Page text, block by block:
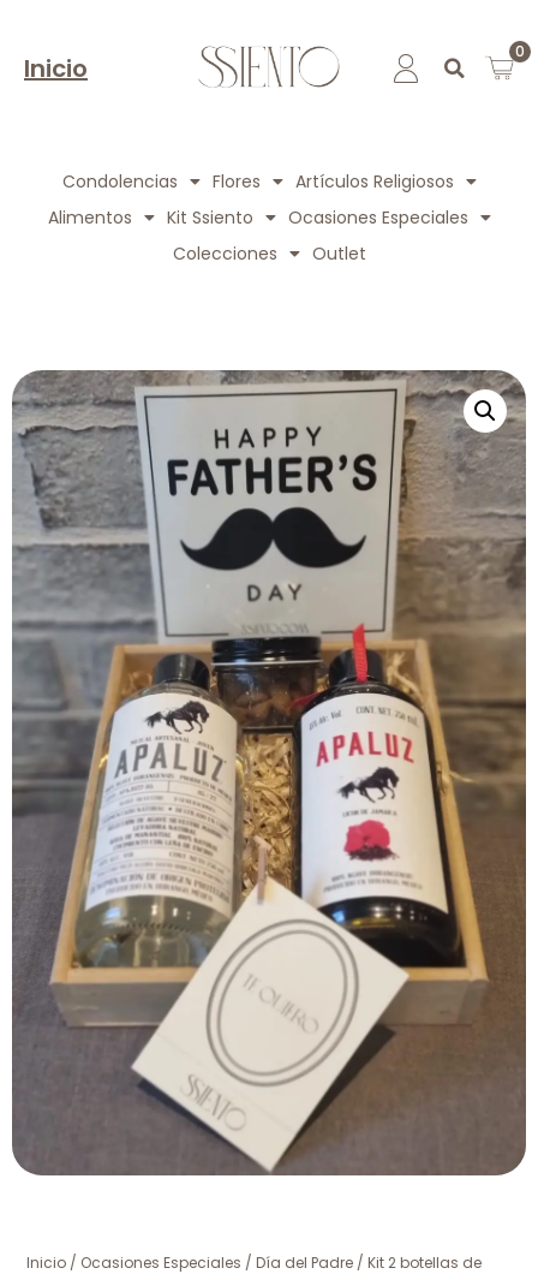
Inicio
0
Condolencias Flores
Artículos Religiosos
Alimentos
Kit Ssiento
Ocasiones Especiales
Colecciones
Outlet
Inicio / Ocasiones Especiales /Día del Padre / Kit 2 botellas de